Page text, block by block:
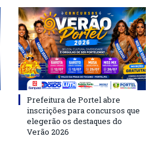
Prefeitura de Portel abre
inscrições para concursos que
elegerão os destaques do
Verão 2026